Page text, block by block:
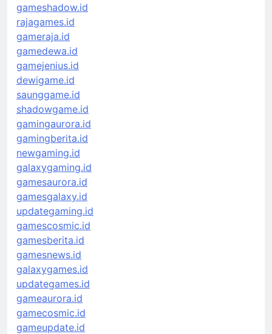
gameshadow.id
rajagames.id
gameraja.id
gamedewa.id
gamejenius.id
dewigame.id
saunggame.id
shadowgame.id
gamingaurora.id
gamingberita.id
newgaming.id
galaxygaming.id
gamesaurora.id
gamesgalaxy.id
updategaming.id
gamescosmic.id
gamesberita.id
gamesnews.id
galaxygames.id
updategames.id
gameaurora.id
gamecosmic.id
gameupdate.id